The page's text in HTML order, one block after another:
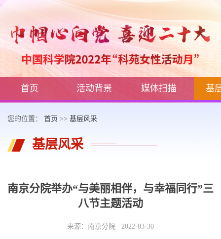
首页 活动背景 媒体扫描 基
您的位置： 首页 >> 基层风采
基层风采
南京分院举办“与美丽相伴，与幸福同行”三
八节主题活动
来源：南京分院 2022-03-30